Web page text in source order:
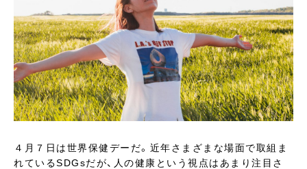
４月７日は世界保健デーだ。近年さまざまな場面で取組ま
れているSDGsだが、人の健康という視点はあまり注目さ